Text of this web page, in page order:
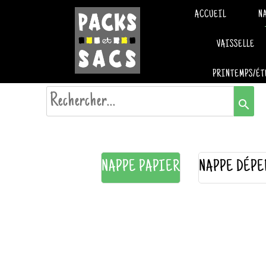
ACCUEIL
VAISSELLE
PRINTEMPS/
search
NAPPE PAPIER NAPPE